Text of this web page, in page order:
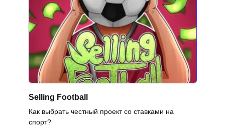
Selling Football
Как выбрать честный проект со ставками на
спорт?